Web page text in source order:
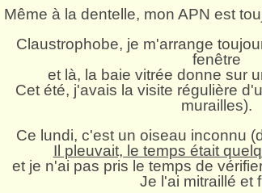
Même à la dentelle, mon APN est
Claustrophobe, je m'arrange
fenêtre
et là, la baie vitrée donne sur
Cet été, j'avais la visite régulière
murailles).
Ce lundi, c'est un oiseau inconnu
Il pleuvait, le temps était
et je n'ai pas pris le temps de
Je l'ai mitraillé et